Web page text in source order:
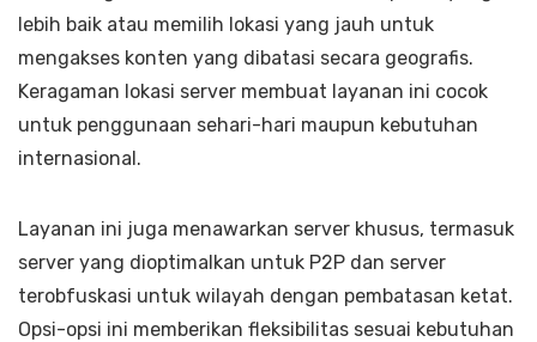
lebih baik atau memilih lokasi yang jauh untuk
mengakses konten yang dibatasi secara geografis.
Keragaman lokasi server membuat layanan ini cocok
untuk penggunaan sehari-hari maupun kebutuhan
internasional.
Layanan ini juga menawarkan server khusus, termasuk
server yang dioptimalkan untuk P2P dan server
terobfuskasi untuk wilayah dengan pembatasan ketat.
Opsi-opsi ini memberikan fleksibilitas sesuai kebutuhan